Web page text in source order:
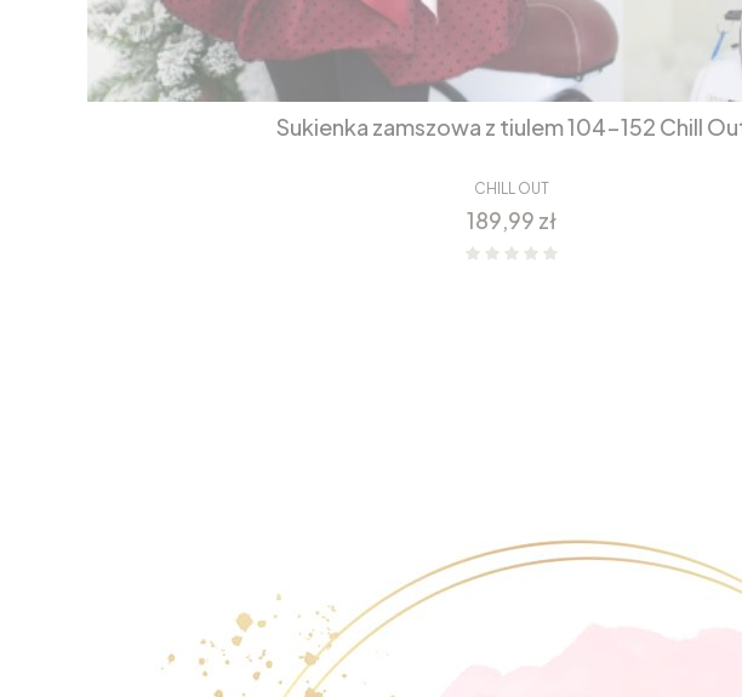
Sukienka zamszowa z tiulem 104-152 Chill
CHILL OUT
Cena
189,99 zł